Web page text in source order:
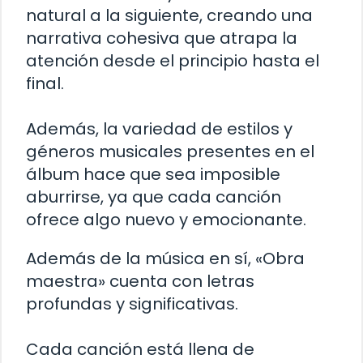
natural a la siguiente, creando una
narrativa cohesiva que atrapa la
atención desde el principio hasta el
final.
Además, la variedad de estilos y
géneros musicales presentes en el
álbum hace que sea imposible
aburrirse, ya que cada canción
ofrece algo nuevo y emocionante.
Además de la música en sí, «Obra
maestra» cuenta con letras
profundas y significativas.
Cada canción está llena de